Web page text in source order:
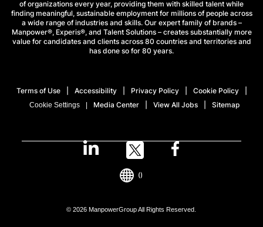
of organizations every year, providing them with skilled talent while
finding meaningful, sustainable employment for millions of people across
a wide range of industries and skills. Our expert family of brands –
Manpower®, Experis®, and Talent Solutions – creates substantially more
value for candidates and clients across 80 countries and territories and
has done so for 80 years.
Terms of Use Accessibility Privacy Policy Cookie Policy
Cookie Settings Media Center View All Jobs Sitemap
© 2026 ManpowerGroup All Rights Reserved.
()